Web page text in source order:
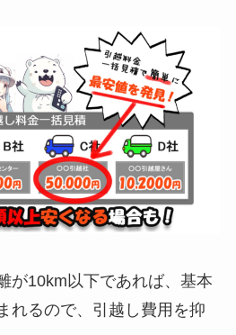
が10km以下であれば、基本
れるので、引越し費用を抑